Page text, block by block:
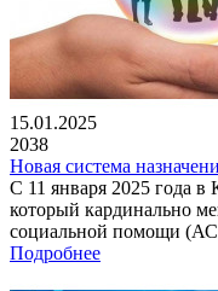
15.01.2025
2038
Новая система
С 11 января 2025 года в
который кардинально
социальной помощи
Подробнее